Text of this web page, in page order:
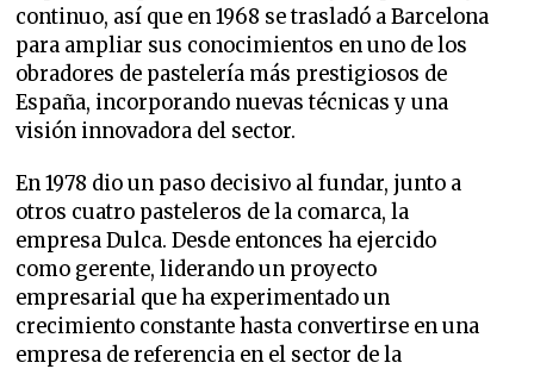
continuo, así que en 1968 se trasladó a Barcelona
para ampliar sus conocimientos en uno de los
obradores de pastelería más prestigiosos de
España, incorporando nuevas técnicas y una
visión innovadora del sector.
En 1978 dio un paso decisivo al fundar, junto a
otros cuatro pasteleros de la comarca, la
empresa Dulca. Desde entonces ha ejercido
como gerente, liderando un proyecto
empresarial que ha experimentado un
crecimiento constante hasta convertirse en una
empresa de referencia en el sector de la